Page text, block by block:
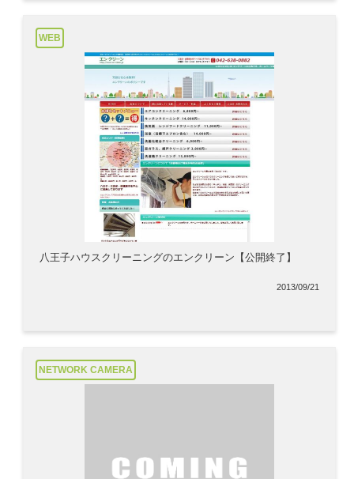
WEB
八王子ハウスクリーニングのエンクリーン【公開終了】
2013/09/21
NETWORK CAMERA